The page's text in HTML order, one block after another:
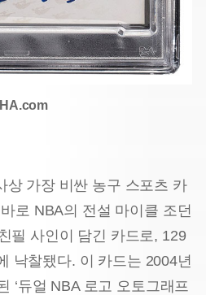
상 가장 비싼 농구 스포츠 카
로 NBA의 전설 마이클 조던
필 사인이 담긴 카드로, 129
낙찰됐다. 이 카드는 2004년
‘듀얼 NBA 로고 오토그래프